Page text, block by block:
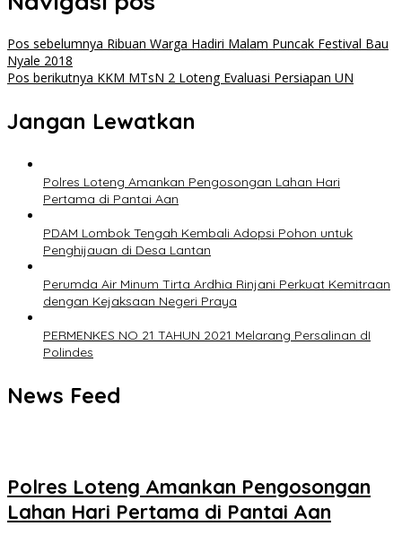
Pos sebelumnya Ribuan Warga Hadiri Malam Puncak Festival Bau
Nyale 2018
Pos berikutnya KKM MTsN 2 Loteng Evaluasi Persiapan UN
Jangan Lewatkan
‎Polres Loteng Amankan Pengosongan Lahan Hari
Pertama di Pantai Aan
PDAM Lombok Tengah Kembali Adopsi Pohon untuk
Penghijauan di Desa Lantan
Perumda Air Minum Tirta Ardhia Rinjani Perkuat Kemitraan
dengan Kejaksaan Negeri Praya
PERMENKES NO 21 TAHUN 2021 Melarang Persalinan dI
Polindes
News Feed
‎Polres Loteng Amankan Pengosongan
Lahan Hari Pertama di Pantai Aan